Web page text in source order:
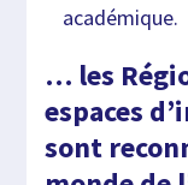
académique.
… les
espaces
sont